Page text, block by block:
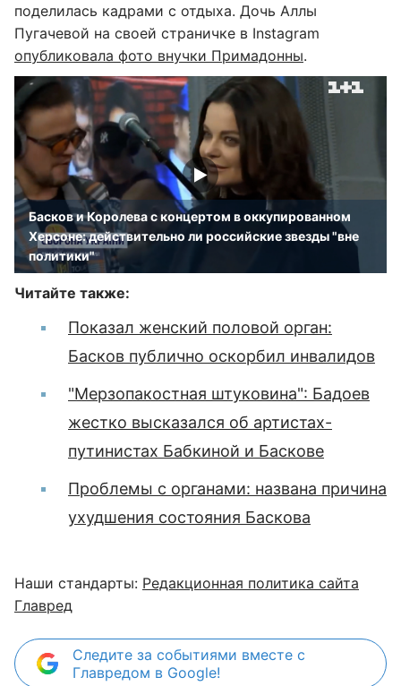
поделилась кадрами с отдыха. Дочь Аллы
Пугачевой на своей страничке в Instagram
опубликовала фото внучки Примадонны.
Басков и Королева с концертом в оккупированном
Херсоне: действительно ли российские звезды "вне
политики"
Читайте также:
Показал женский половой орган:
Басков публично оскорбил инвалидов
"Мерзопакостная штуковина": Бадоев
жестко высказался об артистах-
путинистах Бабкиной и Баскове
Проблемы с органами: названа причина
ухудшения состояния Баскова
Наши стандарты: Редакционная политика сайта
Главред
Следите за событиями вместе с
Главредом в Google!